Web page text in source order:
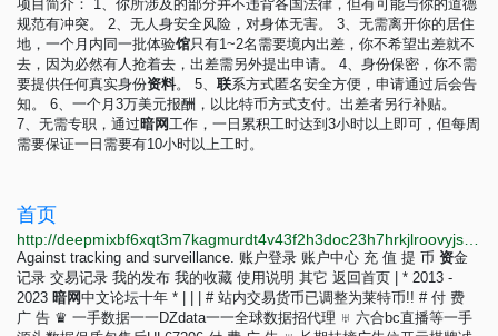
项目简介： 1、你所涉及的部分并不违背各国法律，但有可能与你的道德
规范有冲突。 2、无人身安全风险，对身体无害。 3、无需离开你的居住
地，一个月内同一批体验馆只有1~2名需要境内出差，你不希望出差就不
去，因为必然有人抢着去，出差需另外提出申请。 4、身份保密，你不需
要提供任何真实身份资料。 5、 联系方式匿名安全方便，申请通过后会告
知。 6、一个月3万美元报酬，以比特币方式支付。出差者另行补贴。
7、无需专职，通过暗网工作，一日累积工时达到3小时以上即可，但每周
需要保证一日需要有10小时以上工时。
首页
Against tracking and surveillance. 账户登录 账户中心 充 值 提 币 资金
记录 交易记录 我的发布 我的收藏 使用说明 其它 返回首页 | * 2013 -
2023 暗网中文论坛十年 * | | | # 站内交易货币已调整为莱特币!! # 付 费
广 告 ♛ 一手数据一一DZdata一一全球数据招代理 ♅ 六合bc直播等一手